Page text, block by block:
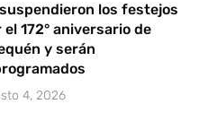
los festejos
el 172° aniversario de
y serán
4, 2026